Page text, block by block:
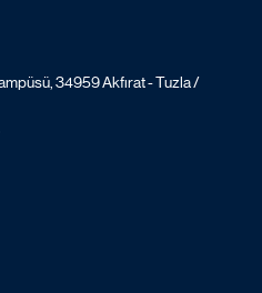
34959 Akfırat - Tuzla /